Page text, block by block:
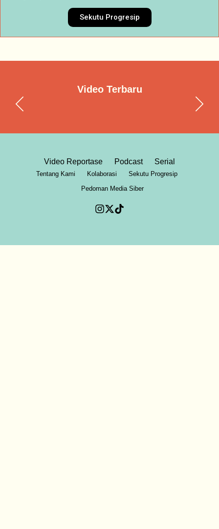
Sekutu Progresip
Video Terbaru
Video Reportase Podcast Serial
Tentang Kami Kolaborasi
Sekutu Progresip
Pedoman Media Siber